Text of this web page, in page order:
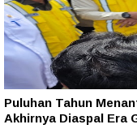
Puluhan Tahun
Akhirnya Diaspal Era